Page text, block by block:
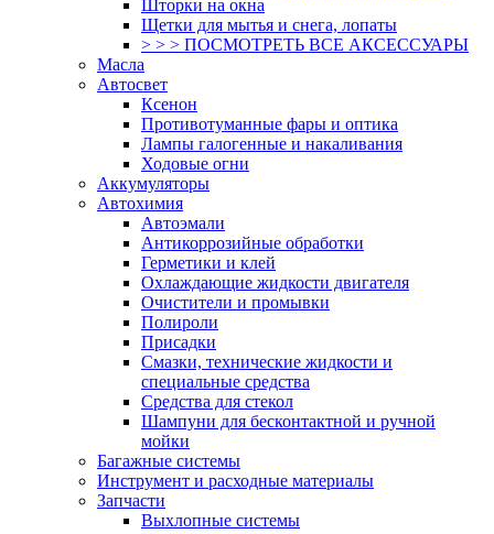
Шторки на окна
Щетки для мытья и снега, лопаты
> > > ПОСМОТРЕТЬ ВСЕ АКСЕССУАРЫ
Масла
Автосвет
Ксенон
Противотуманные фары и оптика
Лампы галогенные и накаливания
Ходовые огни
Аккумуляторы
Автохимия
Автоэмали
Антикоррозийные обработки
Герметики и клей
Охлаждающие жидкости двигателя
Очистители и промывки
Полироли
Присадки
Смазки, технические жидкости и
специальные средства
Средства для стекол
Шампуни для бесконтактной и ручной
мойки
Багажные системы
Инструмент и расходные материалы
Запчасти
Выхлопные системы